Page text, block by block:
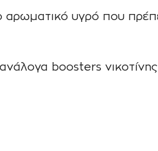
υγρό που
boosters